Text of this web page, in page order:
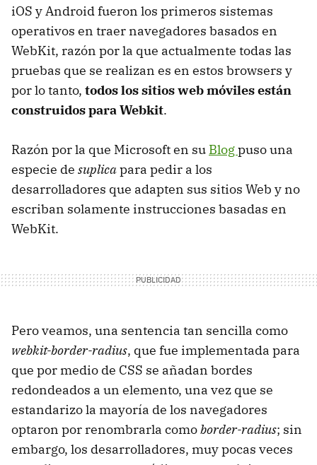
iOS y Android fueron los primeros sistemas
operativos en traer navegadores basados en
WebKit, razón por la que actualmente todas las
pruebas que se realizan es en estos browsers y
por lo tanto, todos los sitios web móviles están
construidos para Webkit.
Razón por la que Microsoft en su Blogpuso una
especie de suplicapara pedir a los
desarrolladores que adapten sus sitios Web y no
escriban solamente instrucciones basadas en
WebKit.
Pero veamos, una sentencia tan sencilla como
webkit-border-radius, que fue implementada para
que por medio de CSS se añadan bordes
redondeados a un elemento, una vez que se
estandarizo la mayoría de los navegadores
optaron por renombrarla comoborder-radius; sin
embargo, los desarrolladores, muy pocas veces